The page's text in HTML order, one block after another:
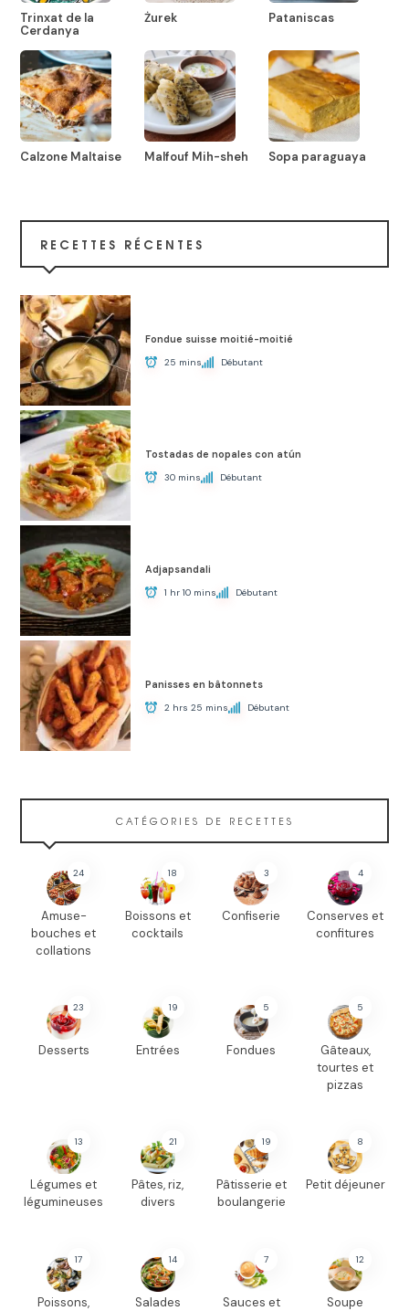
Trinxat de la
Cerdanya
Żurek Pataniscas
Calzone Maltaise Malfouf Mih-sheh Sopa paraguaya
RECETTES RÉCENTES
Fondue suisse moitié-moitié
25 mins Débutant
Tostadas de nopales con atún
30 mins Débutant
Adjapsandali
1 hr 10 mins Débutant
Panisses en bâtonnets
2 hrs 25 mins Débutant
CATÉGORIES DE RECETTES
24
Amuse-
bouches et
collations
18
Boissons et
cocktails
3
Confiserie
4
Conserves et
confitures
23
Desserts
19
Entrées
5
Fondues
5
Gâteaux,
tourtes et
pizzas
13
Légumes et
légumineuses
21
Pâtes, riz,
divers
19
Pâtisserie et
boulangerie
8
Petit déjeuner
17
Poissons,
14
Salades
7
Sauces et
12
Soupe